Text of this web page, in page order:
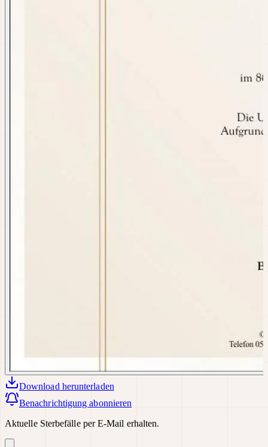
Download herunterladen
Benachrichtigung abonnieren
Aktuelle Sterbefälle per E-Mail erhalten.